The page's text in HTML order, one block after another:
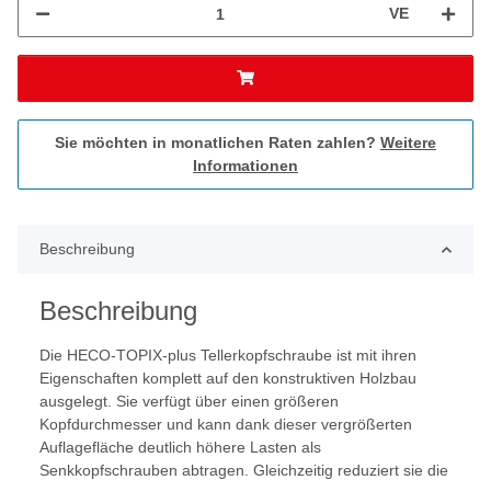
VE
Sie möchten in monatlichen Raten zahlen? Weitere
Informationen
Beschreibung
Beschreibung
Die HECO-TOPIX-plus Tellerkopfschraube ist mit ihren
Eigenschaften komplett auf den konstruktiven Holzbau
ausgelegt. Sie verfügt über einen größeren
Kopfdurchmesser und kann dank dieser vergrößerten
Auflagefläche deutlich höhere Lasten als
Senkkopfschrauben abtragen. Gleichzeitig reduziert sie die